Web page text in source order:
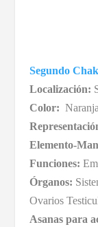
Segundo
Localización:
Color:
Elemento-
Funciones:
Órganos:
Ovarios
Asanas para